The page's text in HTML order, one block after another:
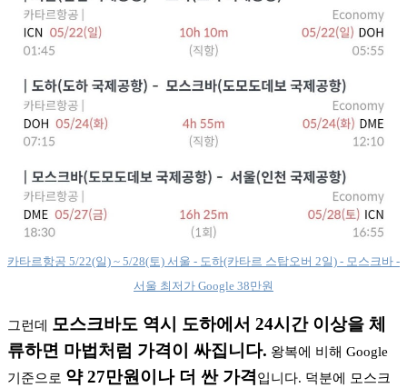
카타르항공 5/22(일) ~ 5/28(토) 서울 - 도하(카타르 스탑오버 2일) - 모스크바 -
서울 최저가 Google 38만원
그런데 모스크바도 역시 도하에서 24시간 이상을 체
류하면 마법처럼 가격이 싸집니다. 왕복에 비해 Google
기준으로 약 27만원이나 더 싼 가격 입니다. 덕분에 모스크